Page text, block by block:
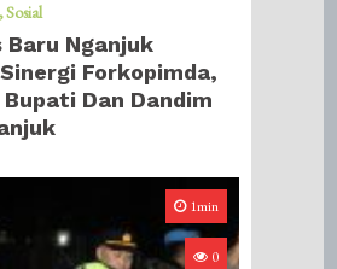
Sosial
Baru Nganjuk
Forkopimda,
Dan Dandim
1min
0